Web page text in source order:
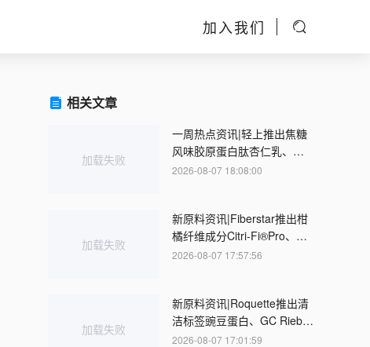
加入我们
相关文章
加载失败
一周热点资讯|轻上推出焦糖
风味胶原蛋白肽杏仁乳、立
顿推出香菜MIX奶茶、国家卫
2026-08-07 18:08:00
加载失败
新原料资讯|Fiberstar推出柑
橘纤维成分Citri-Fi®Pro、
FDA扩大螺旋藻提取物使用
2026-08-07 17:57:56
加载失败
新原料资讯|Roquette推出清
洁标签豌豆蛋白、GC Rieber
VivoMega推出纯素DHA/EPA
2026-08-07 17:01:59